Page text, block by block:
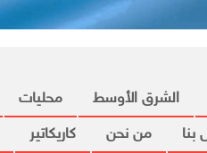
محليات الشرق الأوسط
كاريكاتير من نحن بنا